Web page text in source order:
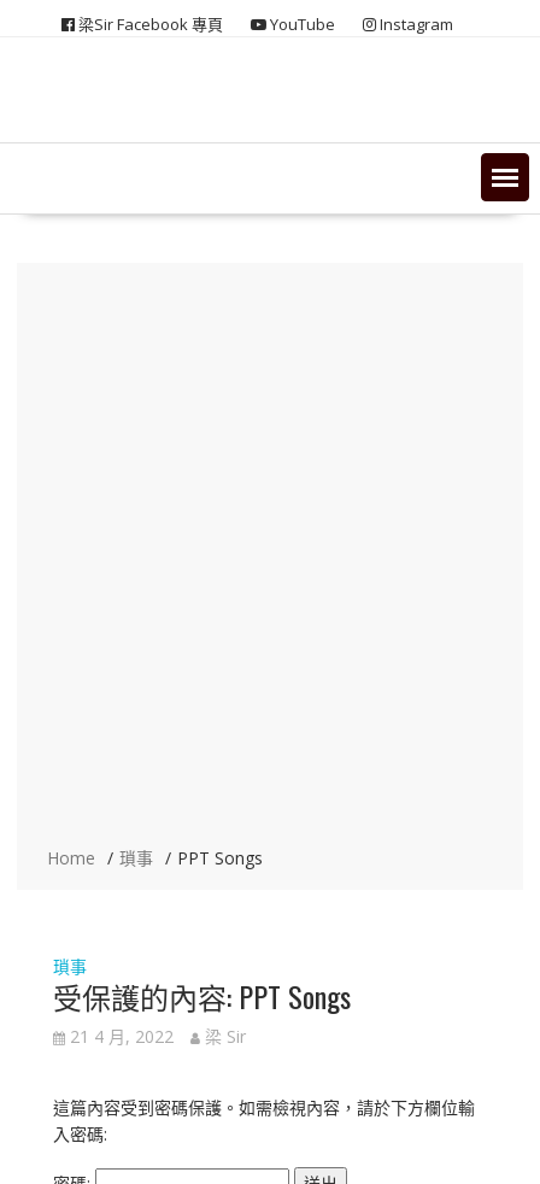
梁Sir Facebook 專頁 YouTube Instagram
Home 瑣事 PPT Songs
瑣事
受保護的內容: PPT Songs
21 4 月, 2022 梁 Sir
這篇內容受到密碼保護。如需檢視內容，請於下方欄位輸
入密碼: